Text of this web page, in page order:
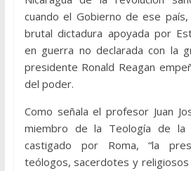
cuando el Gobierno de ese
brutal dictadura apoyada por
en guerra no declarada con la
presidente Ronald Reagan
del poder.
Como señala el profesor Juan
miembro de la Teología de la
castigado por Roma, “la
teólogos, sacerdotes y religiosos